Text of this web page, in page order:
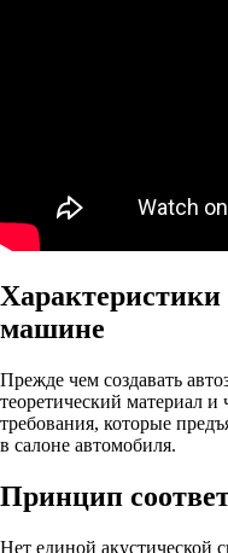
Характеристики
машине
Прежде чем создавать
теоретический материал и
требования, которые
в салоне автомобиля.
Принцип
Нет единой акустической